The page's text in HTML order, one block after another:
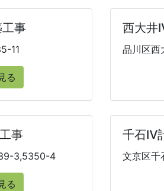
事
11
る
西大井
品川区西
事
3,5350-4
る
千石Ⅳ
文京区